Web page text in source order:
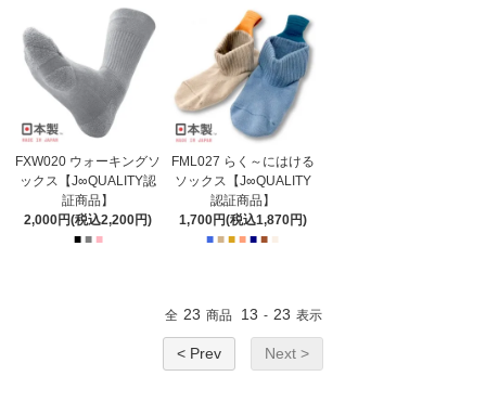
FXW020 ウォーキングソ
ックス【J∞QUALITY認
証商品】
2,000円(税込2,200円)
■ ■ ■
FML027 らく～にはける
ソックス【J∞QUALITY
認証商品】
1,700円(税込1,870円)
■ ■ ■ ■ ■ ■ ■
全 23 商品 13 - 23 表示
< Prev Next >